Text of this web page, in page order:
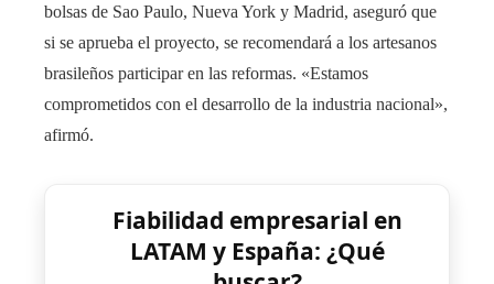
bolsas de Sao Paulo, Nueva York y Madrid, aseguró que
si se aprueba el proyecto, se recomendará a los artesanos
brasileños participar en las reformas. «Estamos
comprometidos con el desarrollo de la industria nacional»,
afirmó.
Fiabilidad empresarial en
LATAM y España: ¿Qué